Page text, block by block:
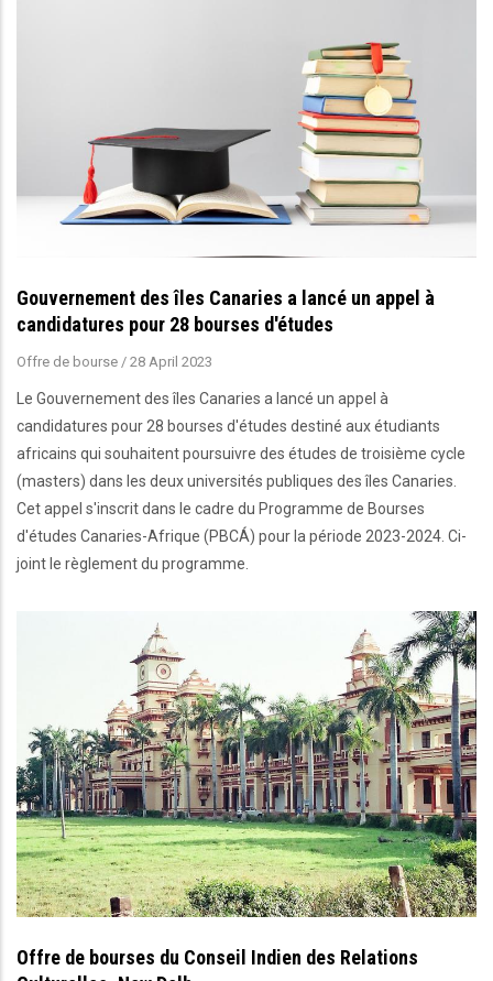
Gouvernement des îles Canaries a lancé un appel à
candidatures pour 28 bourses d'études
Offre de bourse / 28 April 2023
Le Gouvernement des îles Canaries a lancé un appel à
candidatures pour 28 bourses d'études destiné aux étudiants
africains qui souhaitent poursuivre des études de troisième cycle
(masters) dans les deux universités publiques des îles Canaries.
Cet appel s'inscrit dans le cadre du Programme de Bourses
d'études Canaries-Afrique (PBCÁ) pour la période 2023-2024. Ci-
joint le règlement du programme.
Offre de bourses du Conseil Indien des Relations